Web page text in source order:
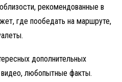
рекомендованные в
где пообедать на маршруте,
дополнительных
любопытные факты.